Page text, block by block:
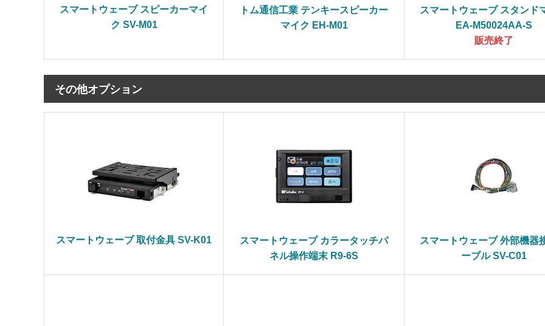
スマートウェーブ スピーカーマイ
ク SV-M01
トム通信工業 テンキースピーカー
マイク EH-M01
スマートウェーブ スタンド
EA-M50024AA-S
販売終了
その他オプション
スマートウェーブ 取付金具 SV-K01
スマートウェーブ カラータッチパ
ネル操作端末 R9-6S
スマートウェーブ 外部機器
ーブル SV-C01